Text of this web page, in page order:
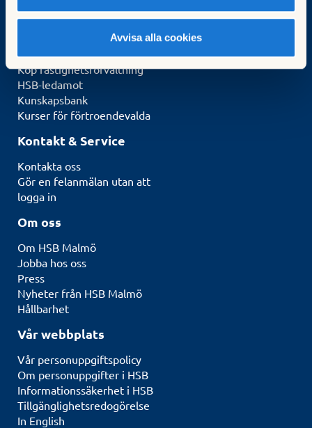
Avvisa alla cookies
Blanketter
Köp fastighetsförvaltning
HSB-ledamot
Kunskapsbank
Kurser för förtroendevalda
Kontakt & Service
Kontakta oss
Gör en felanmälan utan att
logga in
Om oss
Om HSB Malmö
Jobba hos oss
Press
Nyheter från HSB Malmö
Hållbarhet
Vår webbplats
Vår personuppgiftspolicy
Om personuppgifter i HSB
Informationssäkerhet i HSB
Tillgänglighetsredogörelse
In English